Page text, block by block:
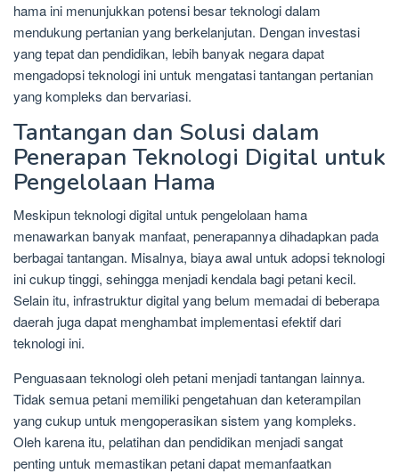
hama ini menunjukkan potensi besar teknologi dalam
mendukung pertanian yang berkelanjutan. Dengan investasi
yang tepat dan pendidikan, lebih banyak negara dapat
mengadopsi teknologi ini untuk mengatasi tantangan pertanian
yang kompleks dan bervariasi.
Tantangan dan Solusi dalam
Penerapan Teknologi Digital untuk
Pengelolaan Hama
Meskipun teknologi digital untuk pengelolaan hama
menawarkan banyak manfaat, penerapannya dihadapkan pada
berbagai tantangan. Misalnya, biaya awal untuk adopsi teknologi
ini cukup tinggi, sehingga menjadi kendala bagi petani kecil.
Selain itu, infrastruktur digital yang belum memadai di beberapa
daerah juga dapat menghambat implementasi efektif dari
teknologi ini.
Penguasaan teknologi oleh petani menjadi tantangan lainnya.
Tidak semua petani memiliki pengetahuan dan keterampilan
yang cukup untuk mengoperasikan sistem yang kompleks.
Oleh karena itu, pelatihan dan pendidikan menjadi sangat
penting untuk memastikan petani dapat memanfaatkan